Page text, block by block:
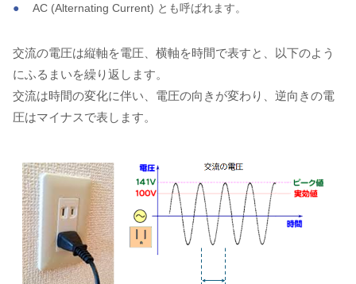
AC (Alternating Current) とも呼ばれます。
交流の電圧は縦軸を電圧、横軸を時間で表すと、以下のよう
にふるまいを繰り返します。
交流は時間の変化に伴い、電圧の向きが変わり、逆向きの電
圧はマイナスで表します。